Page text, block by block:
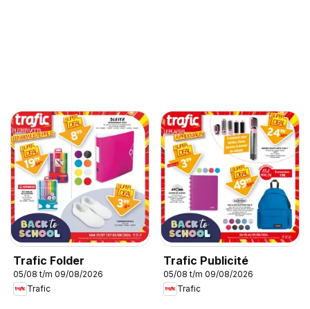
Trafic Folder
05/08 t/m 09/08/2026
Trafic
Trafic Publicité
05/08 t/m 09/08/2026
Trafic